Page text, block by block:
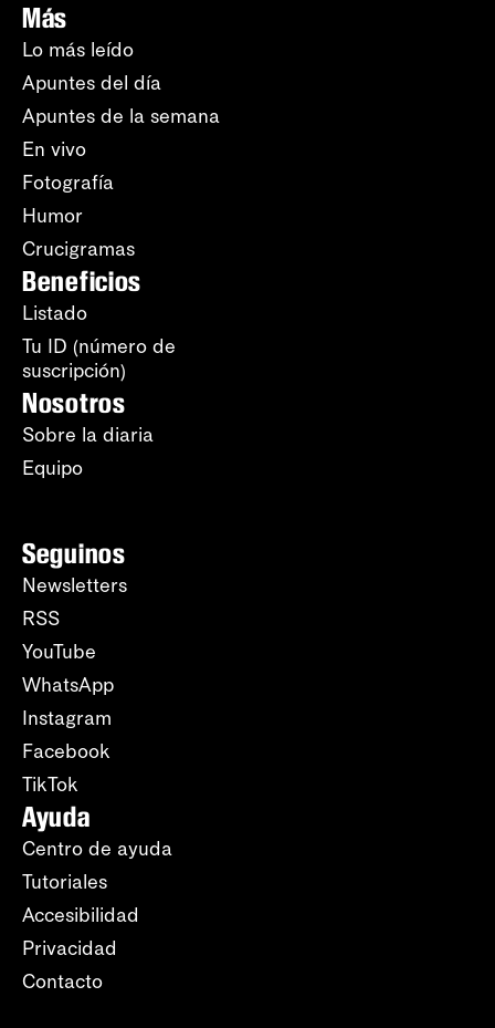
Más
Lo más leído
Apuntes del día
Apuntes de la semana
En vivo
Fotografía
Humor
Crucigramas
Beneficios
Listado
Tu ID (número de
suscripción)
Nosotros
Sobre la diaria
Equipo
Seguinos
Newsletters
RSS
YouTube
WhatsApp
Instagram
Facebook
TikTok
Ayuda
Centro de ayuda
Tutoriales
Accesibilidad
Privacidad
Contacto